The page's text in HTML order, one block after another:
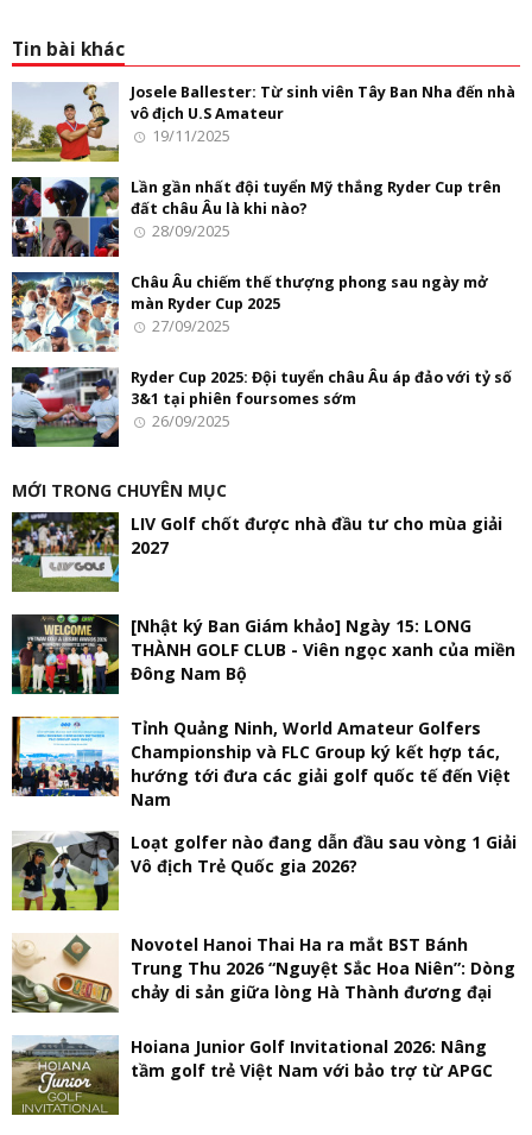
Tin bài khác
Josele Ballester: Từ sinh viên Tây Ban Nha đến nhà
vô địch U.S Amateur
19/11/2025
Lần gần nhất đội tuyển Mỹ thắng Ryder Cup trên
đất châu Âu là khi nào?
28/09/2025
Châu Âu chiếm thế thượng phong sau ngày mở
màn Ryder Cup 2025
27/09/2025
Ryder Cup 2025: Đội tuyển châu Âu áp đảo với tỷ số
3&1 tại phiên foursomes sớm
26/09/2025
MỚI TRONG CHUYÊN MỤC
LIV Golf chốt được nhà đầu tư cho mùa giải
2027
[Nhật ký Ban Giám khảo] Ngày 15: LONG
THÀNH GOLF CLUB - Viên ngọc xanh của miền
Đông Nam Bộ
Tỉnh Quảng Ninh, World Amateur Golfers
Championship và FLC Group ký kết hợp tác,
hướng tới đưa các giải golf quốc tế đến Việt
Nam
Loạt golfer nào đang dẫn đầu sau vòng 1 Giải
Vô địch Trẻ Quốc gia 2026?
Novotel Hanoi Thai Ha ra mắt BST Bánh
Trung Thu 2026 “Nguyệt Sắc Hoa Niên”: Dòng
chảy di sản giữa lòng Hà Thành đương đại
Hoiana Junior Golf Invitational 2026: Nâng
tầm golf trẻ Việt Nam với bảo trợ từ APGC